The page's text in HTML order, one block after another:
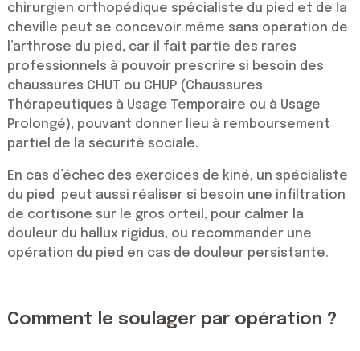
chirurgien orthopédique spécialiste du pied et de la
cheville peut se concevoir même sans opération de
l’arthrose du pied, car il fait partie des rares
professionnels à pouvoir prescrire si besoin des
chaussures CHUT ou CHUP (Chaussures
Thérapeutiques à Usage Temporaire ou à Usage
Prolongé), pouvant donner lieu à remboursement
partiel de la sécurité sociale.
En cas d’échec des exercices de kiné, un spécialiste
du pied peut aussi réaliser si besoin une infiltration
de cortisone sur le gros orteil, pour calmer la
douleur du hallux rigidus, ou recommander une
opération du pied en cas de douleur persistante.
Comment le soulager par opération ?